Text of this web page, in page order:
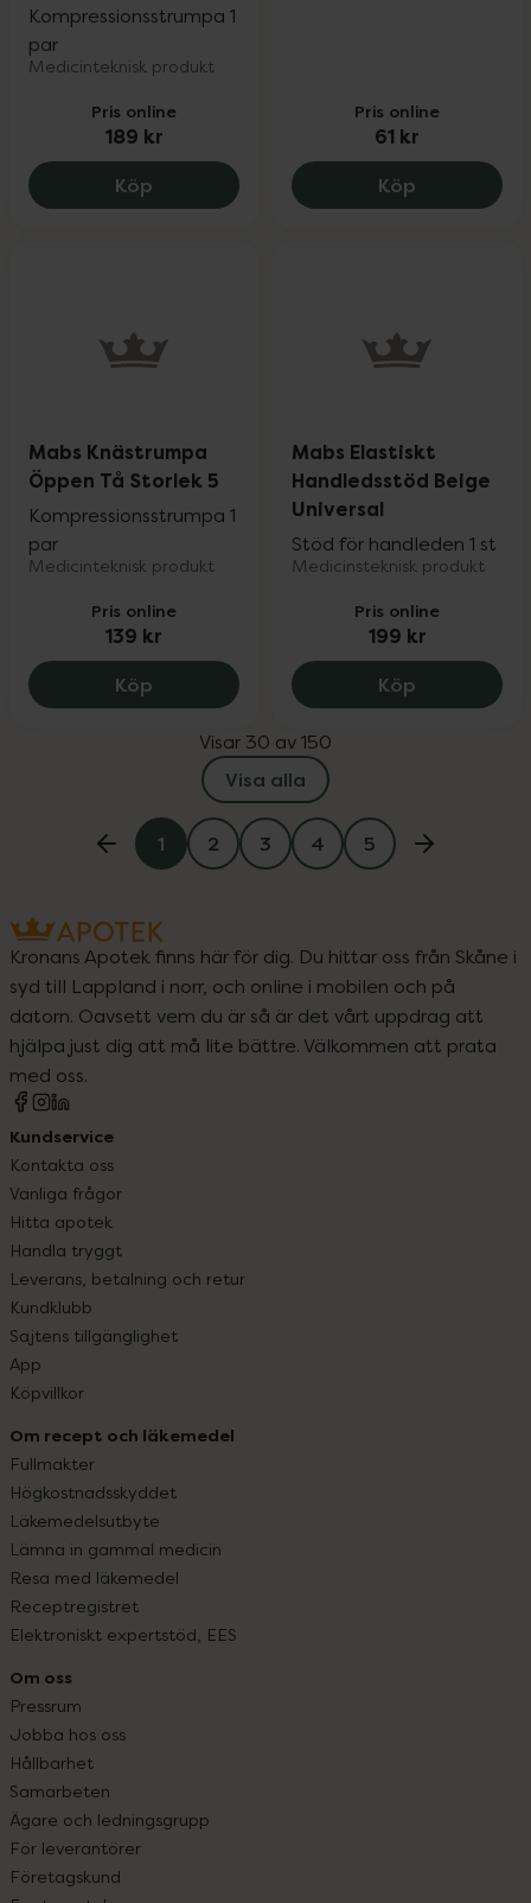
Kompressionsstrumpa 1
par
Medicinteknisk produkt
Pris online
189 kr
Köp Mabs Nylon Lårhöga Stay Up 140
Pris online
61 kr
Köp Mabs Toe
Mabs Knästrumpa
Öppen Tå Storlek 5
Kompressionsstrumpa 1
par
Medicinteknisk produkt
Pris online
139 kr
Köp Mabs Knästrumpa Öppen Tå Storlek 5,
Mabs Elastiskt
Handledsstöd Beige
Universal
Stöd för handleden 1 st
Medicinsteknisk produkt
Pris online
199 kr
Köp Mabs
Visar 30 av 150
Visa alla
1 2 3 4 5
Kronans Apotek finns här för dig. Du hittar oss från Skåne i
syd till Lappland i norr, och online i mobilen och på
datorn. Oavsett vem du är så är det vårt uppdrag att
hjälpa just dig att må lite bättre. Välkommen att prata
med oss.
Kundservice
Kontakta oss
Vanliga frågor
Hitta apotek
Handla tryggt
Leverans, betalning och retur
Kundklubb
Sajtens tillgänglighet
App
Köpvillkor
Om recept och läkemedel
Fullmakter
Högkostnadsskyddet
Läkemedelsutbyte
Lämna in gammal medicin
Resa med läkemedel
Receptregistret
Elektroniskt expertstöd, EES
Om oss
Pressrum
Jobba hos oss
Hållbarhet
Samarbeten
Ägare och ledningsgrupp
För leverantörer
Företagskund